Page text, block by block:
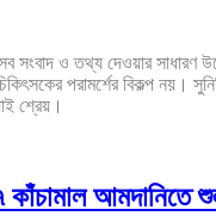
সংবাদ ও তথ্য দেওয়ার সাধারণ
পরামর্শের বিকল্প নয়।
শ্রেয়।
আমদানিতে